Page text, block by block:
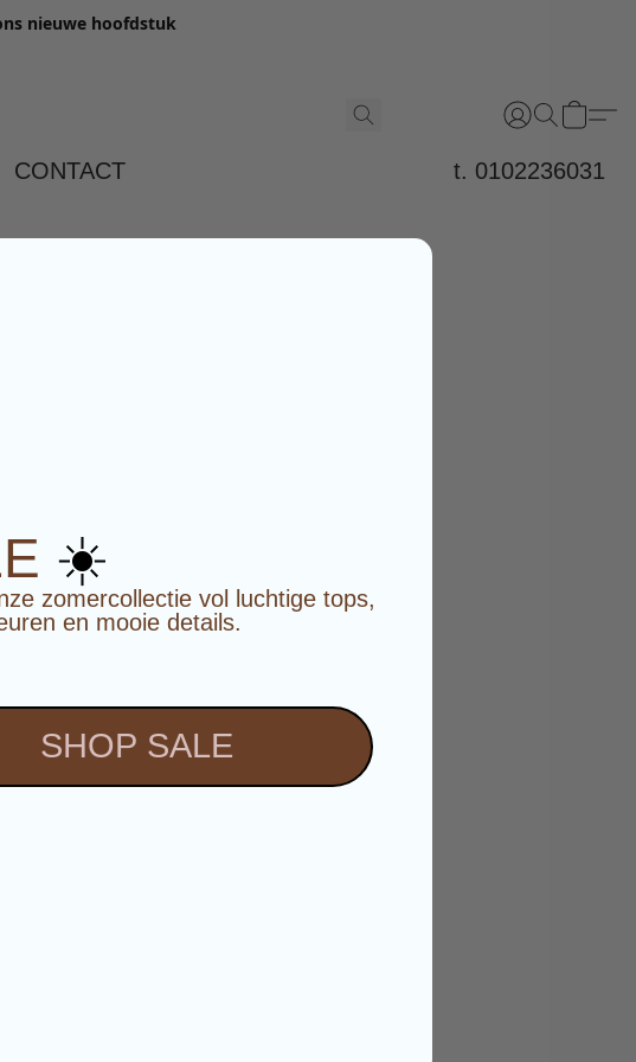
nieuwe hoofdstuk
CONTACT t. 0102236031
☀️
zomercollectie vol luchtige tops,
en mooie details.
SHOP SALE